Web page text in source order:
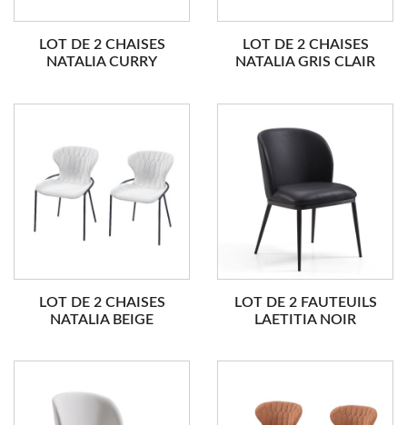
LOT DE 2 CHAISES
NATALIA CURRY
LOT DE 2 CHAISES
NATALIA GRIS CLAIR
LOT DE 2 CHAISES
NATALIA BEIGE
LOT DE 2 FAUTEUILS
LAETITIA NOIR